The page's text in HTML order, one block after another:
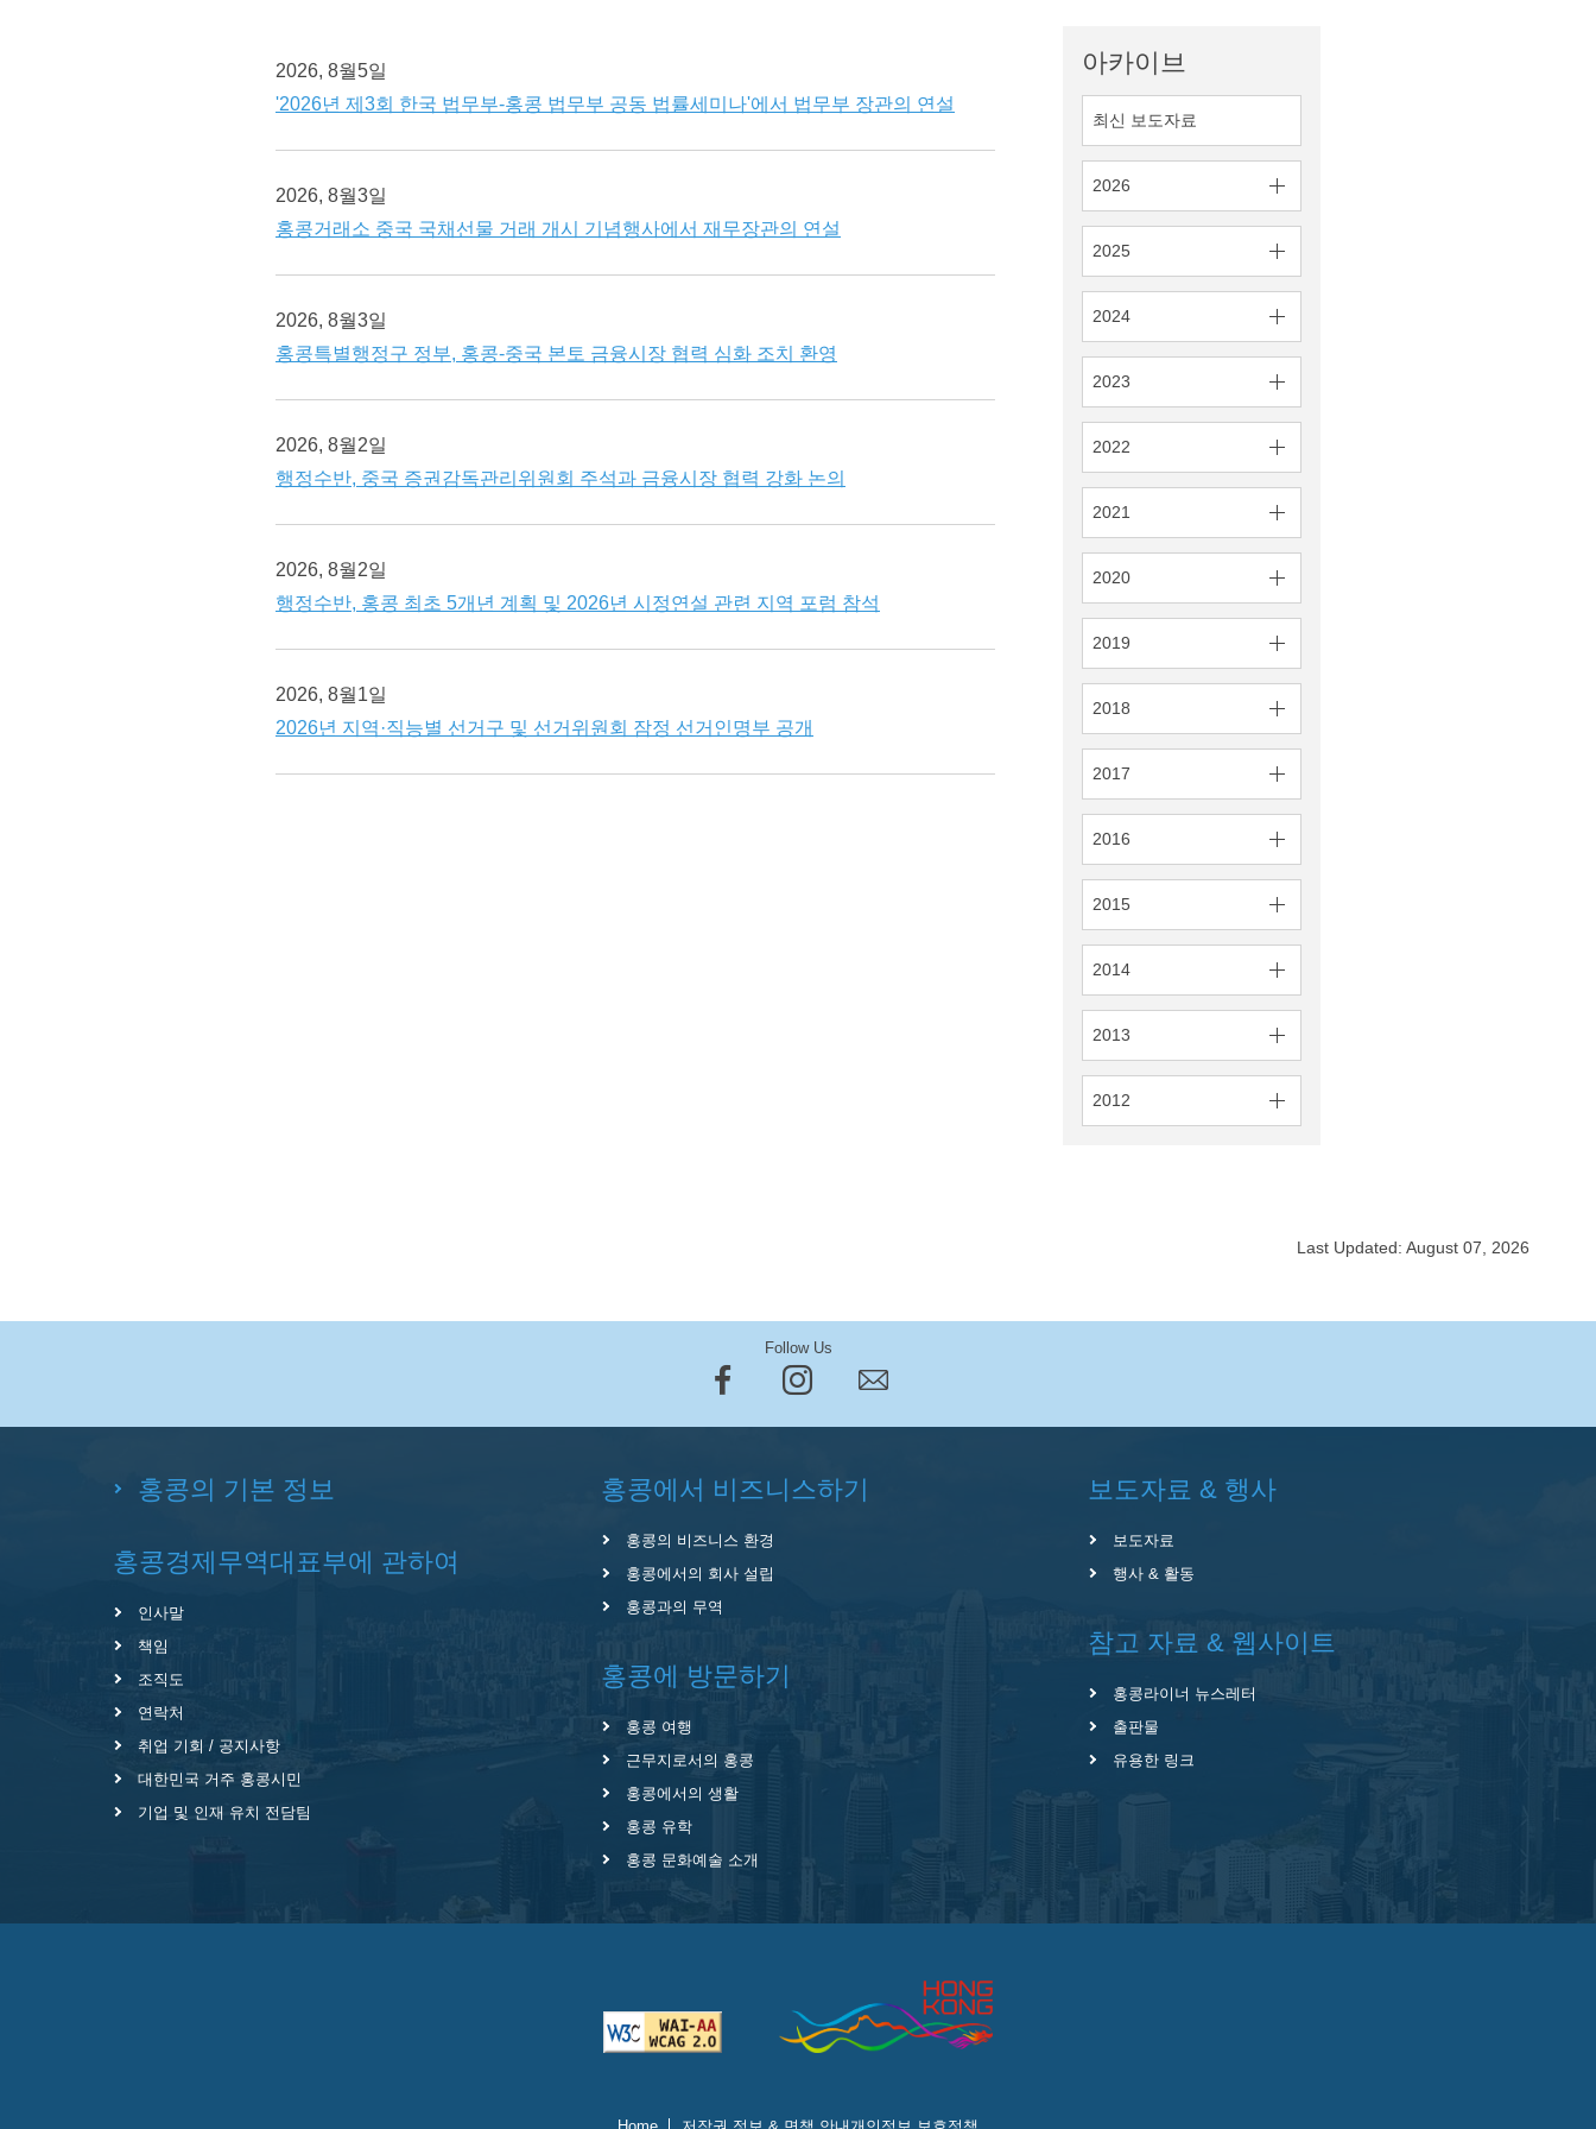
아카이브
최신 보도자료
2026
2025
2024
2023
2022
2021
2020
2019
2018
2017
2016
2015
2014
2013
2012
2026, 8월5일
'2026년 제3회 한국 법무부-홍콩 법무부 공동 법률세미나'에서 법무부 장관의 연설
2026, 8월3일
홍콩거래소 중국 국채선물 거래 개시 기념행사에서 재무장관의 연설
2026, 8월3일
홍콩특별행정구 정부, 홍콩-중국 본토 금융시장 협력 심화 조치 환영
2026, 8월2일
행정수반, 중국 증권감독관리위원회 주석과 금융시장 협력 강화 논의
2026, 8월2일
행정수반, 홍콩 최초 5개년 계획 및 2026년 시정연설 관련 지역 포럼 참석
2026, 8월1일
2026년 지역·직능별 선거구 및 선거위원회 잠정 선거인명부 공개
Last Updated: August 07, 2026
Follow Us
홍콩의 기본 정보
홍콩경제무역대표부에 관하여
인사말
책임
조직도
연락처
취업 기회 / 공지사항
대한민국 거주 홍콩시민
기업 및 인재 유치 전담팀
홍콩에서 비즈니스하기
홍콩의 비즈니스 환경
홍콩에서의 회사 설립
홍콩과의 무역
홍콩에 방문하기
홍콩 여행
근무지로서의 홍콩
홍콩에서의 생활
홍콩 유학
홍콩 문화예술 소개
보도자료 & 행사
보도자료
행사 & 활동
참고 자료 & 웹사이트
홍콩라이너 뉴스레터
출판물
유용한 링크